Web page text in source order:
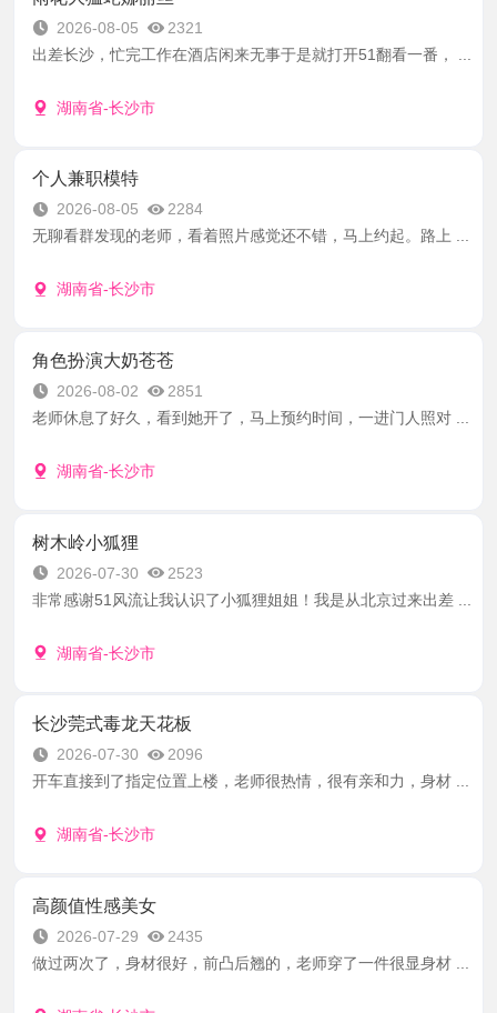
2026-08-05
2321
出差长沙，忙完工作在酒店闲来无事于是就打开51翻看一番， ...
湖南省-长沙市
个人兼职模特
2026-08-05
2284
无聊看群发现的老师，看着照片感觉还不错，马上约起。路上 ...
湖南省-长沙市
角色扮演大奶苍苍
2026-08-02
2851
老师休息了好久，看到她开了，马上预约时间，一进门人照对 ...
湖南省-长沙市
树木岭小狐狸
2026-07-30
2523
非常感谢51风流让我认识了小狐狸姐姐！我是从北京过来出差 ...
湖南省-长沙市
长沙莞式毒龙天花板
2026-07-30
2096
开车直接到了指定位置上楼，老师很热情，很有亲和力，身材 ...
湖南省-长沙市
高颜值性感美女
2026-07-29
2435
做过两次了，身材很好，前凸后翘的，老师穿了一件很显身材 ...